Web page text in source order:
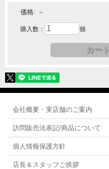
価格: －
購入数： 個
会社概要・実店舗のご案内
訪問販売法表記/商品について
個人情報保護方針
店長＆スタッフご挨拶